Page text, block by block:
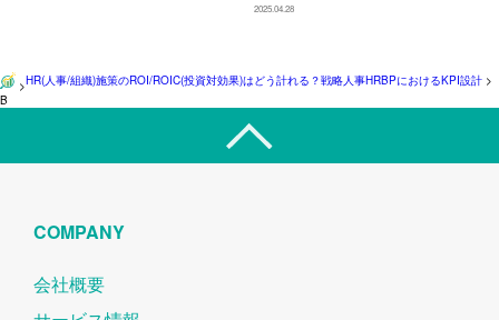
2025.04.28
>HR(人事/組織)施策のROI/ROIC(投資対効果)はどう計れる？戦略人事HRBPにおけるKPI設計>
B
COMPANY
会社概要